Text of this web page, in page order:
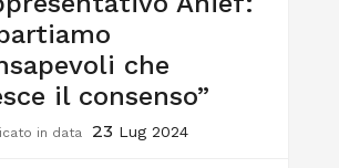
che
il consenso”
in data 23 Lug 2024